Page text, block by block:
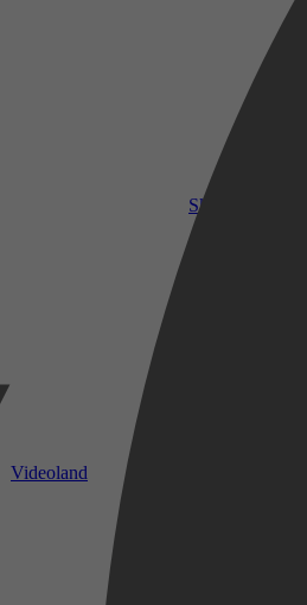
SkyShowtime
Videoland